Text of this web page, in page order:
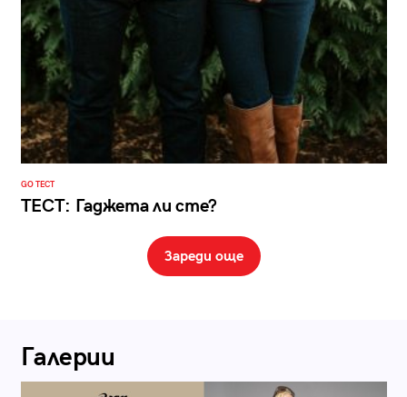
GO ТЕСТ
ТЕСТ: Гаджета ли сте?
Зареди още
Галерии